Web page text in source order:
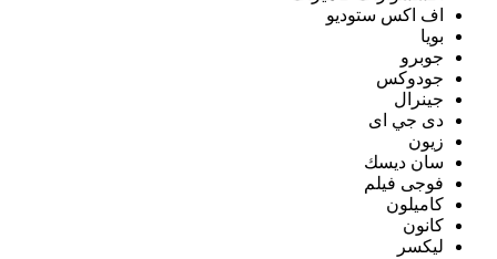
اف اكس ستوديو
بويا
جوبرو
جودوكس
جينرال
دى جي اى
زيون
سان ديسك
فوجى فيلم
كاميلون
كانون
ليكسر